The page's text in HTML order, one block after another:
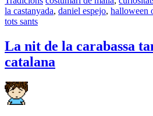
la castanyada, daniel espejo, halloween
tots sants
La nit de la carabassa
catalana